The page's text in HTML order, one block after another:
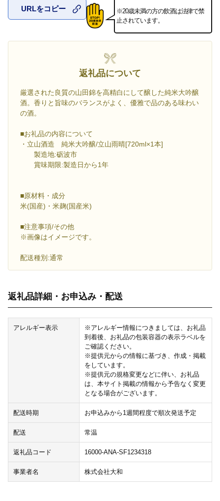
お気に入
URLをコピー
※20歳未満の方の飲酒は法律で禁
止されています。
返礼品について
厳選された良質の山田錦を高精白にして醸した純米大吟醸
酒。香りと旨味のバランスがよく、優雅で品のある味わい
の酒。
■お礼品の内容について
・立山酒造 純米大吟醸/立山雨晴[720ml×1本]
製造地:砺波市
賞味期限:製造日から1年
■原材料・成分
米(国産)・米麹(国産米)
■注意事項/その他
※画像はイメージです。
配送種別:通常
返礼品詳細・お申込み・配送
アレルギー表示
※アレルギー情報につきましては、お礼品
到着後、お礼品の包装容器の表示ラベルを
ご確認ください。
※提供元からの情報に基づき、作成・掲載
をしています。
※提供元の規格変更などに伴い、お礼品
は、本サイト掲載の情報から予告なく変更
となる場合がございます。
配送時期 お申込みから1週間程度で順次発送予定
配送 常温
返礼品コード 16000-ANA-SF1234318
事業者名 株式会社大和